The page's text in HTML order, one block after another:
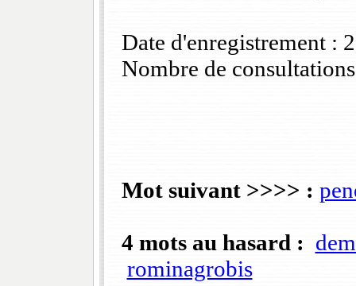
Date d'enregistrement :
Nombre de
Mot suivant >>>> :
4 mots au hasard :
rominagrobis